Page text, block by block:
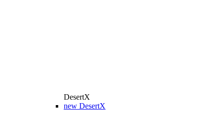
DesertX
new DesertX